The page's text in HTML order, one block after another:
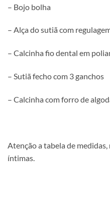
– Bojo bolha
– Alça do sutiã com
– Calcinha fio dental em
– Sutiã fecho com 3 ganchos
– Calcinha com forro de
Atenção a tabela de
íntimas.